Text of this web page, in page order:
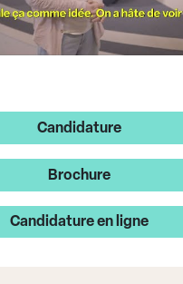
Candidature
Brochure
Candidature en ligne